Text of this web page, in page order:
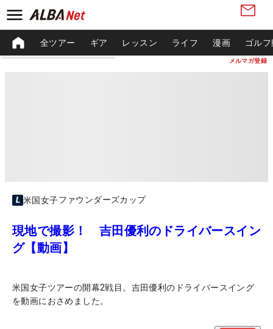
メルマガ登録
全ツアー ギア レッスン ライフ 漫画 ゴル
米国女子ファウンダーズカップ
現地で撮影！ 吉田優利のドライバースイン
グ【動画】
米国女子ツアーの開幕2戦目。吉田優利のドライバースイング
を動画におさめました。